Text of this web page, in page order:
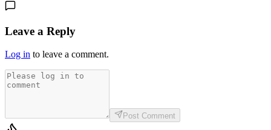
Leave a Reply
Log in to leave a comment.
Post Comment